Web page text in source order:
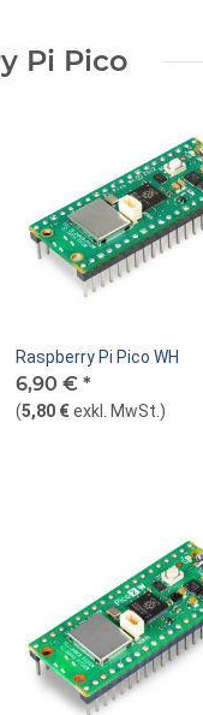
Pi Pico
Raspberry Pi Pico WH
6,90 € *
(5,80 €exkl. MwSt. )